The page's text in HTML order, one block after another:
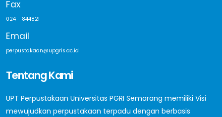
Fax
024 - 844821
Email
perpustakaan@upgris.ac.id
Tentang Kami
UPT Perpustakaan Universitas PGRI Semarang memiliki Visi
mewujudkan perpustakaan terpadu dengan berbasis